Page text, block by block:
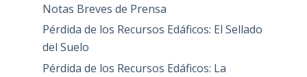
Notas Breves de Prensa
Pérdida de los Recursos Edáficos: El Sellado
del Suelo
Pérdida de los Recursos Edáficos: La